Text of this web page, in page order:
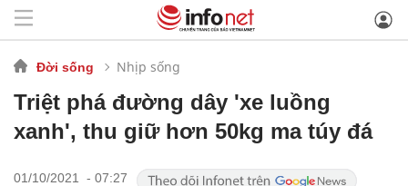
Đời sống Nhịp sống
Triệt phá đường dây 'xe luồng
xanh', thu giữ hơn 50kg ma túy đá
01/10/2021 - 07:27